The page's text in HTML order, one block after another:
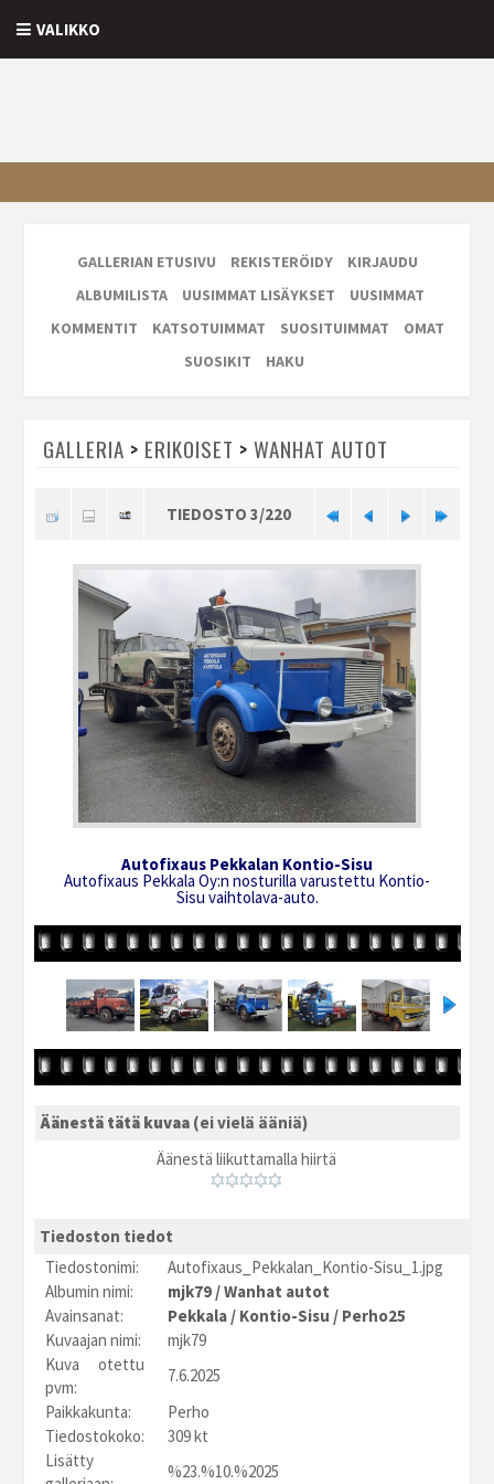
VALIKKO
GALLERIAN ETUSIVU REKISTERÖIDY
KIRJAUDU
ALBUMILISTA
UUSIMMAT LISÄYKSET
UUSIMMAT
KOMMENTIT
KATSOTUIMMAT SUOSITUIMMAT
OMAT
SUOSIKIT
HAKU
GALLERIA > ERIKOISET > WANHAT AUTOT
TIEDOSTO 3/220
Autofixaus Pekkalan Kontio-Sisu
Autofixaus Pekkala Oy:n nosturilla varustettu Kontio-
Sisu vaihtolava-auto.
Äänestä tätä kuvaa (ei vielä ääniä)
Äänestä liikuttamalla hiirtä
Tiedoston tiedot
Tiedostonimi:
Autofixaus_Pekkalan_Kontio-Sisu_1.jpg
Albumin nimi:
mjk79 /Wanhat autot
Avainsanat:
Pekkala / Kontio-Sisu / Perho25
Kuvaajan nimi:
mjk79
Kuva otettu
pvm:
7.6.2025
Paikkakunta:
Perho
Tiedostokoko:
309 kt
Lisätty
%23.%10.%2025